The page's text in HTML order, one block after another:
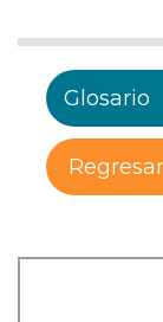
Glosario